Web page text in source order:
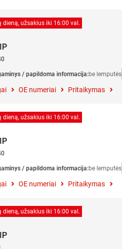
dieną, užsakius iki 16:00 val.
/ papildoma informacija:be lemputės
OE numeriai Pritaikymas
dieną, užsakius iki 16:00 val.
/ papildoma informacija:be lemputės
OE numeriai Pritaikymas
dieną, užsakius iki 16:00 val.